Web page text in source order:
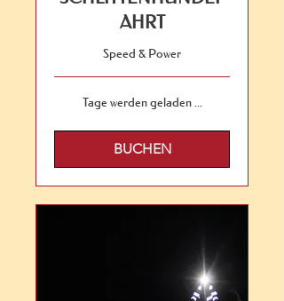
AHRT
Speed & Power
Tage werden geladen ...
BUCHEN